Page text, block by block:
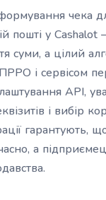
чека
пошті у
суми, а цілий
і сервісом
API,
і вибір
гарантують,
а